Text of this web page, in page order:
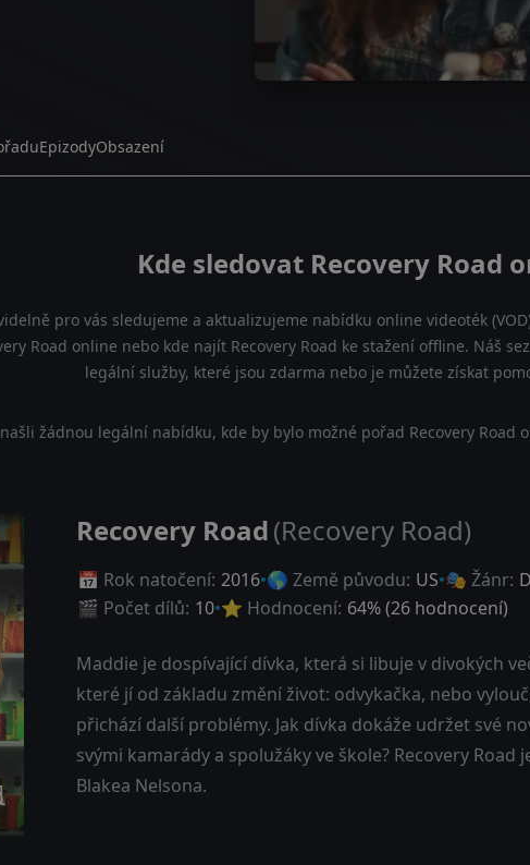
EpizodyObsazení
Kde sledovat Recovery Road
pro vás sledujeme a aktualizujeme nabídku online videoték
Road online nebo kde najít Recovery Road ke stažení offline. Náš
legální služby, které jsou zdarma nebo je můžete získat
žádnou legální nabídku, kde by bylo možné pořad Recovery
Recovery Road(Recovery Road)
📅 Rok natočení: 2016 🌎 Země původu: US 🎭 Žánr:
🎬 Počet dílů: 10 ⭐ Hodnocení: 64% (26 hodnocení)
Maddie je dospívající dívka, která si libuje v divokých
které jí od základu změní život: odvykačka, nebo
přichází další problémy. Jak dívka dokáže udržet své
svými kamarády a spolužáky ve škole? Recovery
Blakea Nelsona.